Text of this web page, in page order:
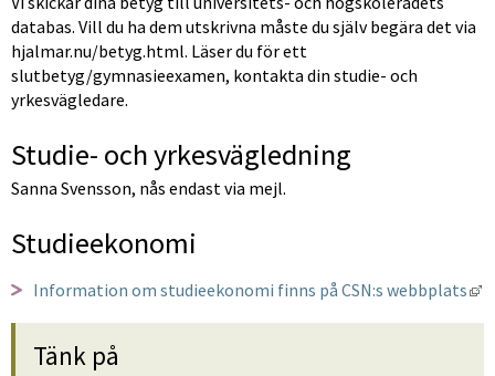
databas. Vill du ha dem utskrivna måste du själv begära det via
hjalmar.nu/betyg.html. Läser du för ett
slutbetyg/gymnasieexamen, kontakta din studie- och
yrkesvägledare.
Studie- och yrkesvägledning
Sanna Svensson, nås endast via mejl.
Studieekonomi
Information om studieekonomi finns på CSN:s webbplats
Tänk på